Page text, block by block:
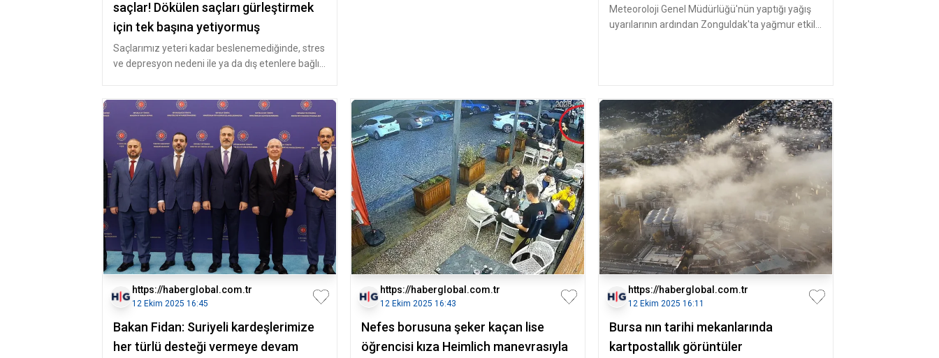
saçlar! Dökülen saçları gürleştirmek
için tek başına yetiyormuş
Saçlarımız yeteri kadar beslenemediğinde, stres
ve depresyon nedeni ile ya da dış etenlere bağlı
Meteoroloji Genel Müdürlüğü'nün yaptığı yağış
uyarılarının ardından Zonguldak'ta yağmur etkili
https://haberglobal.com.tr
12 Ekim 2025 16:45
Bakan Fidan: Suriyeli kardeşlerimize
her türlü desteği vermeye devam
https://haberglobal.com.tr
12 Ekim 2025 16:43
Nefes borusuna şeker kaçan lise
öğrencisi kıza Heimlich manevrasıyla
https://haberglobal.com.tr
12 Ekim 2025 16:11
Bursa nın tarihi mekanlarında
kartpostallık görüntüler